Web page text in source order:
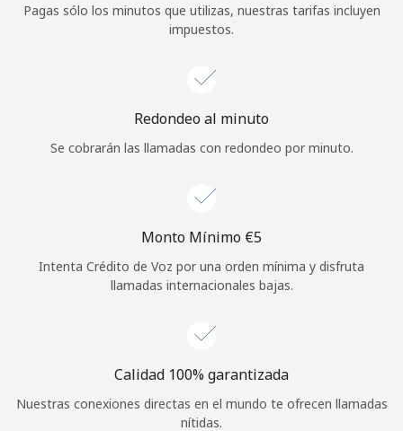
Iniciar Sesión
Pagas sólo los minutos que utilizas, nuestras tarifas incluyen
impuestos.
Redondeo al minuto
Se cobrarán las llamadas con redondeo por minuto.
Monto Mínimo ⁦€5⁩
Intenta Crédito de Voz por una orden mínima y disfruta
llamadas internacionales bajas.
Calidad 100% garantizada
Nuestras conexiones directas en el mundo te ofrecen llamadas
nítidas.